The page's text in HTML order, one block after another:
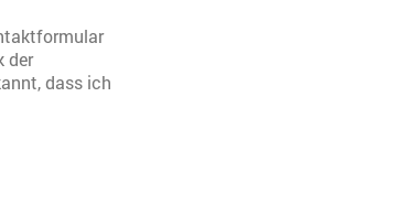
der
dass ich